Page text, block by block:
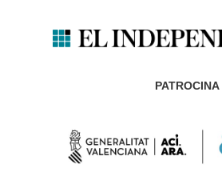
PATROCINA